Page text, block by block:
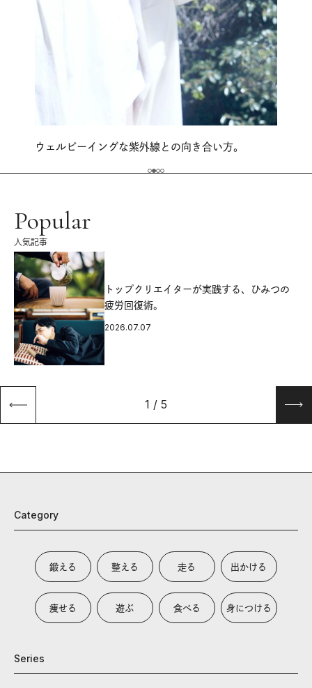
ウェルビーイングな紫外線との向き合い方。
Popular
人気記事
トップクリエイターが実践する、ひみつの
疲労回復術。
2026.07.07
1 / 5
Category
鍛える 整える 走る 出かける
痩せる 遊ぶ 食べる 身につける
Series